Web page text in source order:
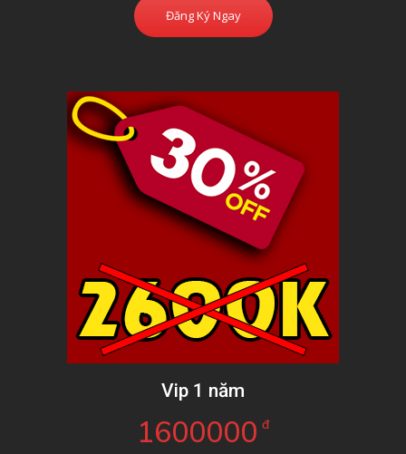
Đăng Ký Ngay
Vip 1 năm
1600000 đ